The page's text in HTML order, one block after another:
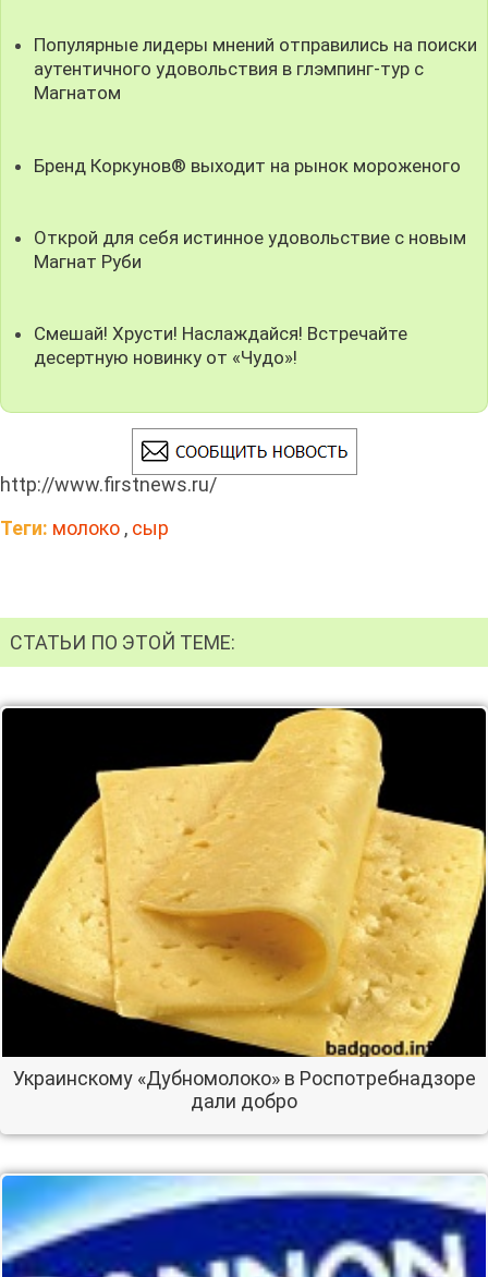
Популярные лидеры мнений отправились на поиски
аутентичного удовольствия в глэмпинг-тур с
Магнатом
Бренд Коркунов® выходит на рынок мороженого
Открой для себя истинное удовольствие с новым
Магнат Руби
Смешай! Хрусти! Наслаждайся! Встречайте
десертную новинку от «Чудо»!
http://www.firstnews.ru/
Теги: молоко , сыр
СТАТЬИ ПО ЭТОЙ ТЕМЕ:
Украинскому «Дубномолоко» в Роспотребнадзоре
дали добро